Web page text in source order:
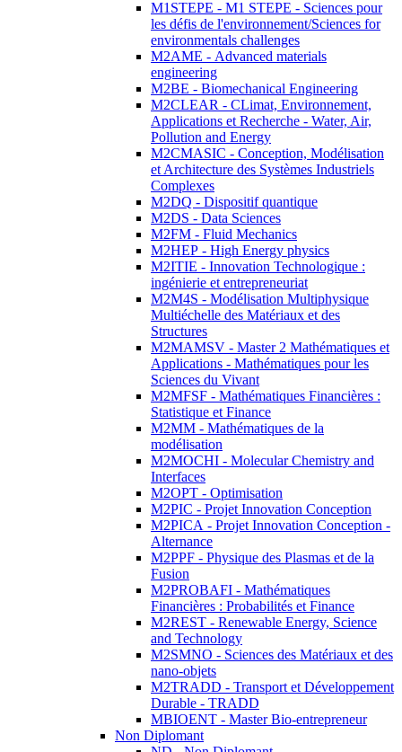
M1STEPE - M1 STEPE - Sciences pour
les défis de l'environnement/Sciences for
environmentals challenges
M2AME - Advanced materials
engineering
M2BE - Biomechanical Engineering
M2CLEAR - CLimat, Environnement,
Applications et Recherche - Water, Air,
Pollution and Energy
M2CMASIC - Conception, Modélisation
et Architecture des Systèmes Industriels
Complexes
M2DQ - Dispositif quantique
M2DS - Data Sciences
M2FM - Fluid Mechanics
M2HEP - High Energy physics
M2ITIE - Innovation Technologique :
ingénierie et entrepreneuriat
M2M4S - Modélisation Multiphysique
Multiéchelle des Matériaux et des
Structures
M2MAMSV - Master 2 Mathématiques et
Applications - Mathématiques pour les
Sciences du Vivant
M2MFSF - Mathématiques Financières :
Statistique et Finance
M2MM - Mathématiques de la
modélisation
M2MOCHI - Molecular Chemistry and
Interfaces
M2OPT - Optimisation
M2PIC - Projet Innovation Conception
M2PICA - Projet Innovation Conception -
Alternance
M2PPF - Physique des Plasmas et de la
Fusion
M2PROBAFI - Mathématiques
Financières : Probabilités et Finance
M2REST - Renewable Energy, Science
and Technology
M2SMNO - Sciences des Matériaux et des
nano-objets
M2TRADD - Transport et Développement
Durable - TRADD
MBIOENT - Master Bio-entrepreneur
Non Diplomant